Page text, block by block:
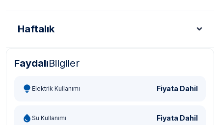
Haftalık
Türk Lirası - TL
FaydalıBilgiler
Elektrik Kullanımı Fiyata Dahil
Su Kullanımı Fiyata Dahil